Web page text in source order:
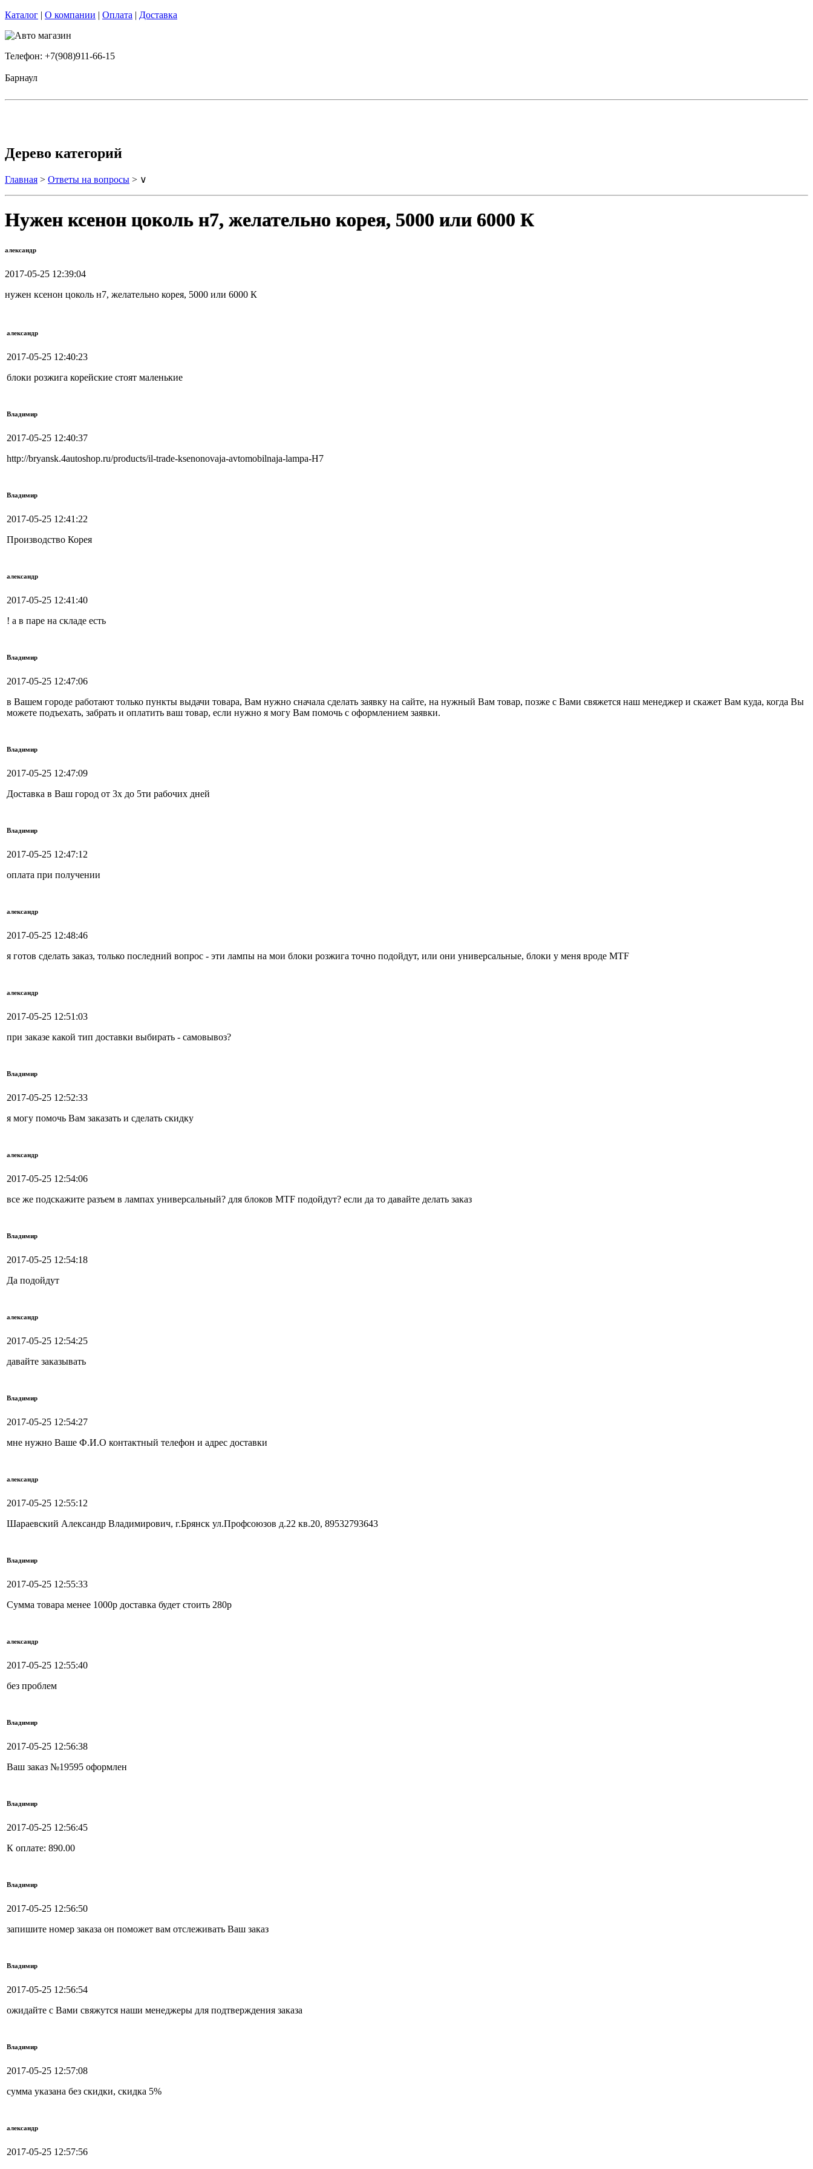
Каталог | О компании | Оплата | Доставка
Телефон: +7(908)911-66-15
Барнаул
Дерево категорий
Главная > Ответы на вопросы > ∨
Нужен ксенон цоколь н7, желательно корея, 5000 или 6000 К
александр
2017-05-25 12:39:04
нужен ксенон цоколь н7, желательно корея, 5000 или 6000 К
александр
2017-05-25 12:40:23
блоки розжига корейские стоят маленькие
Владимир
2017-05-25 12:40:37
http://bryansk.4autoshop.ru/products/il-trade-ksenonovaja-avtomobilnaja-lampa-H7
Владимир
2017-05-25 12:41:22
Производство Корея
александр
2017-05-25 12:41:40
! а в паре на складе есть
Владимир
2017-05-25 12:47:06
в Вашем городе работают только пункты выдачи товара, Вам нужно сначала сделать заявку на сайте, на нужный Вам товар, позже с Вами свяжется наш менеджер и скажет Вам куда, когда Вы
можете подъехать, забрать и оплатить ваш товар, если нужно я могу Вам помочь с оформлением заявки.
Владимир
2017-05-25 12:47:09
Доставка в Ваш город от 3х до 5ти рабочих дней
Владимир
2017-05-25 12:47:12
оплата при получении
александр
2017-05-25 12:48:46
я готов сделать заказ, только последний вопрос - эти лампы на мои блоки розжига точно подойдут, или они универсальные, блоки у меня вроде MTF
александр
2017-05-25 12:51:03
при заказе какой тип доставки выбирать - самовывоз?
Владимир
2017-05-25 12:52:33
я могу помочь Вам заказать и сделать скидку
александр
2017-05-25 12:54:06
все же подскажите разъем в лампах универсальный? для блоков MTF подойдут? если да то давайте делать заказ
Владимир
2017-05-25 12:54:18
Да подойдут
александр
2017-05-25 12:54:25
давайте заказывать
Владимир
2017-05-25 12:54:27
мне нужно Ваше Ф.И.О контактный телефон и адрес доставки
александр
2017-05-25 12:55:12
Шараевский Александр Владимирович, г.Брянск ул.Профсоюзов д.22 кв.20, 89532793643
Владимир
2017-05-25 12:55:33
Сумма товара менее 1000р доставка будет стоить 280р
александр
2017-05-25 12:55:40
без проблем
Владимир
2017-05-25 12:56:38
Ваш заказ №19595 оформлен
Владимир
2017-05-25 12:56:45
К оплате: 890.00
Владимир
2017-05-25 12:56:50
запишите номер заказа он поможет вам отслеживать Ваш заказ
Владимир
2017-05-25 12:56:54
ожидайте с Вами свяжутся наши менеджеры для подтверждения заказа
Владимир
2017-05-25 12:57:08
сумма указана без скидки, скидка 5%
александр
2017-05-25 12:57:56